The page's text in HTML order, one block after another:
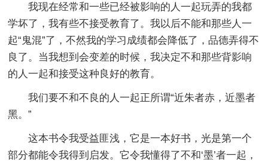
我现在经常和一些已经被影响的人一起玩弄的我都
学坏了，我有些不接受教育了。我以后不能和那些人一
起“鬼混”了，不然我的学习成绩都会降低了，品德弄得不
良了。当我想到会变差的时候，我决定不和那些背影响
的人一起和接受这种良好的教育。
我们要不和不良的人一起正所谓“近朱者赤，近墨者
黑。”
这本书令我受益匪浅，它是一本好书，光是第一个
部分都能令我得到启发。它令我懂得了不和‘墨’者一起，